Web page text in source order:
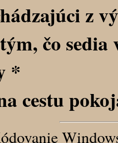
z
čo sedia
*
cestu